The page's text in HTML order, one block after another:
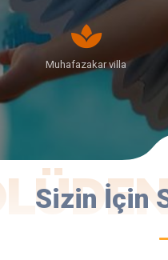
Muhafazakar villa
Sizin İçin